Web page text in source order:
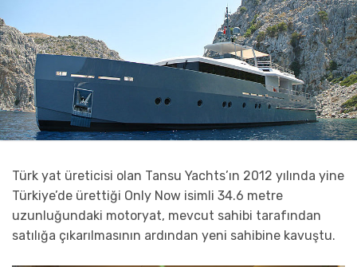
Türk yat üreticisi olan Tansu Yachts’ın 2012 yılında yine
Türkiye’de ürettiği Only Now isimli 34.6 metre
uzunluğundaki motoryat, mevcut sahibi tarafından
satılığa çıkarılmasının ardından yeni sahibine kavuştu.